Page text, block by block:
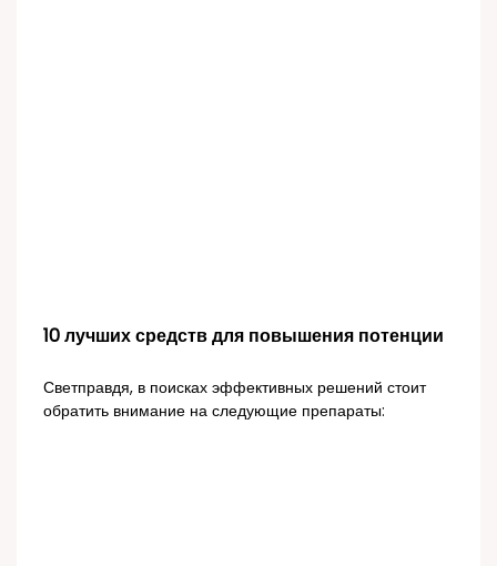
10 лучших средств для повышения потенции
Светправдя, в поисках эффективных решений стоит
обратить внимание на следующие препараты: